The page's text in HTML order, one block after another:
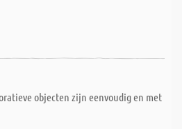
objecten zijn eenvoudig en met